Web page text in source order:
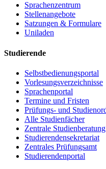
Sprachenzentrum
Stellenangebote
Satzungen & Formulare
Uniladen
Studierende
Selbstbedienungsportal
Vorlesungsverzeichnisse
Sprachenportal
Termine und Fristen
Prüfungs- und
Alle Studienfächer
Zentrale Studienberatung
Studierendensekretariat
Zentrales Prüfungsamt
Studierendenportal